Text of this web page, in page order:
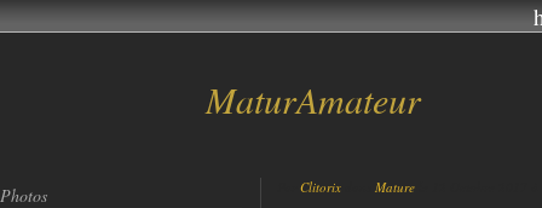
MaturAmateur
Photos Clitorix Mature